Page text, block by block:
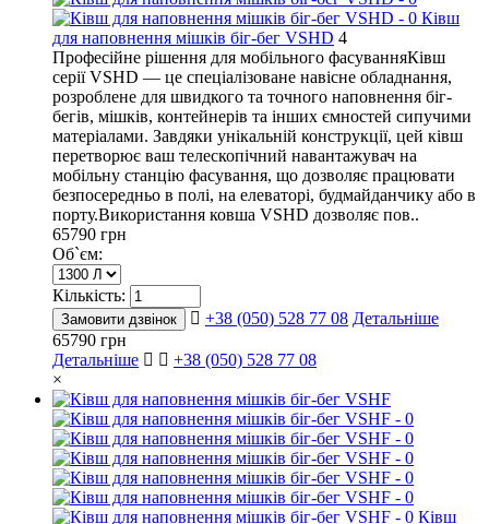
Ківш
для наповнення мішків біг-бег VSHD 4
Професійне рішення для мобільного фасуванняКівш
серії VSHD — це спеціалізоване навісне обладнання,
розроблене для швидкого та точного наповнення біг-
бегів, мішків, контейнерів та інших ємностей сипучими
матеріалами. Завдяки унікальній конструкції, цей ківш
перетворює ваш телескопічний навантажувач на
мобільну станцію фасування, що дозволяє працювати
безпосередньо в полі, на елеваторі, будмайданчику або в
порту.Використання ковша VSHD дозволяє пов..
65790 грн
Об`єм:
Кількість:
Замовити дзвінок +38 (050) 528 77 08 Детальніше
65790 грн
Детальніше
+38 (050) 528 77 08
×
Ківш